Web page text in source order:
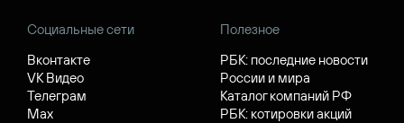
Социальные сети
Вконтакте
VK Видео
Телеграм
Max
Полезное
РБК: последние новости
России и мира
Каталог компаний РФ
РБК: котировки акций